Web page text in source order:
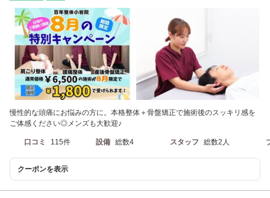
慢性的な頭痛にお悩みの方に。本格整体＋骨盤矯正で施術後のスッキリ感を
ご体感ください◎メンズも大歓迎♪
口コミ 115件 設備 総数4 スタッフ 総数2人
クーポンを表示